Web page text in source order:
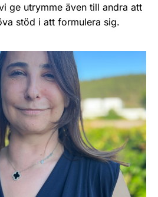
ge utrymme även till andra att
stöd i att formulera sig.